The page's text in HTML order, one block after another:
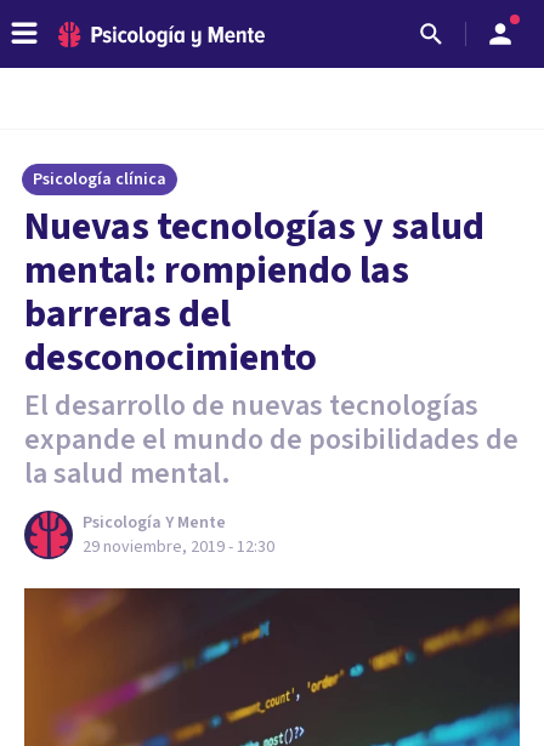
Psicología clínica
Nuevas tecnologías y salud
mental: rompiendo las
barreras del
desconocimiento
El desarrollo de nuevas tecnologías
expande el mundo de posibilidades de
la salud mental.
Psicología Y Mente
29 noviembre, 2019 - 12:30